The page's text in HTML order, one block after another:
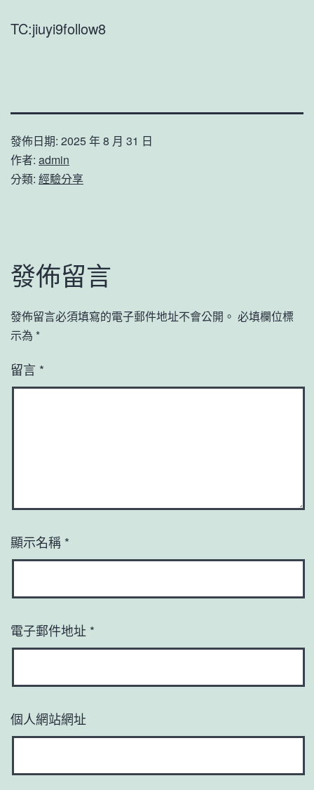
TC:jiuyi9follow8
發佈日期: 2025 年 8 月 31 日
作者: admin
分類: 經驗分享
發佈留言
發佈留言必須填寫的電子郵件地址不會公開。 必填欄位標
示為 *
留言 *
顯示名稱 *
電子郵件地址 *
個人網站網址